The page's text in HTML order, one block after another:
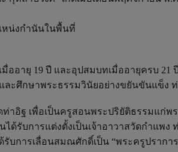
หน่งกำนันในพื้นที่
ออายุ 19 ปี และอุปสมบทเมื่ออายุครบ
ละศึกษาพระธรรมวินัยอย่างขยันขันแข็ง
าอิฐ เพื่อเป็นครูสอนพระปริยัติธรรมแ
ด้รับการแต่งตั้งเป็นเจ้าอาวาสวัดกำแพ
รับการเลื่อนสมณศักดิ์เป็น “พระครูปราก